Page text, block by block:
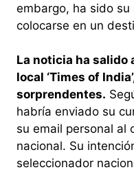
embargo, ha sido
colocarse en un
La noticia ha salido
local ‘Times of
sorprendentes.
habría enviado su
su email personal al
nacional. Su
seleccionador